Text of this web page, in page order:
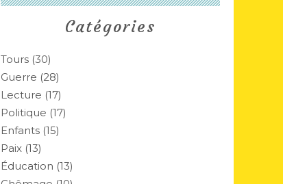
Catégories
Tours (30)
Guerre (28)
Lecture (17)
Politique (17)
Enfants (15)
Paix (13)
Éducation (13)